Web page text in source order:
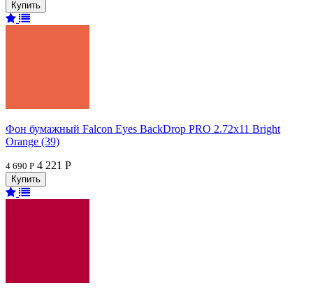
Фон бумажный Falcon Eyes BackDrop PRO 2.72x11 Bright
Orange (39)
4 690 Р 4 221 Р